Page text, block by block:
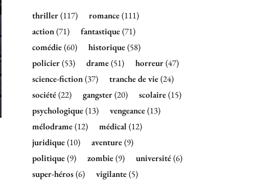
thriller(117) romance(111)
action(71) fantastique(71)
comédie(60) historique(58)
policier(53) drame(51) horreur(47)
science-fiction(37) tranche de vie(24)
société(22) gangster(20) scolaire(15)
psychologique(13) vengeance(13)
mélodrame(12) médical(12)
juridique(10) aventure(9)
politique(9) zombie(9) université(6)
super-héros(6) vigilante(5)